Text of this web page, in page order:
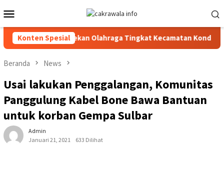
ke
kontenMobile
Konten Spesial
Meeting Pekan Olahraga Tingkat Kecamatan Konda
Beranda News
Usai lakukan Penggalangan, Komunitas
Panggulung Kabel Bone Bawa Bantuan
untuk korban Gempa Sulbar
Admin
Januari 21, 2021
633 Dilihat